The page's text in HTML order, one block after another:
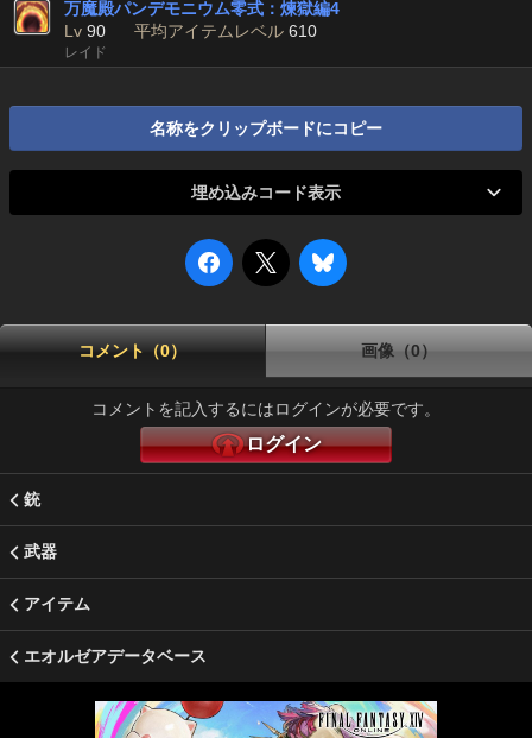
万魔殿パンデモニウム零式：煉獄編4
Lv 90 平均アイテムレベル 610
レイド
名称をクリップボードにコピー
埋め込みコード表示
コメント（0） 画像（0）
コメントを記入するにはログインが必要です。
ログイン
銃
武器
アイテム
エオルゼアデータベース